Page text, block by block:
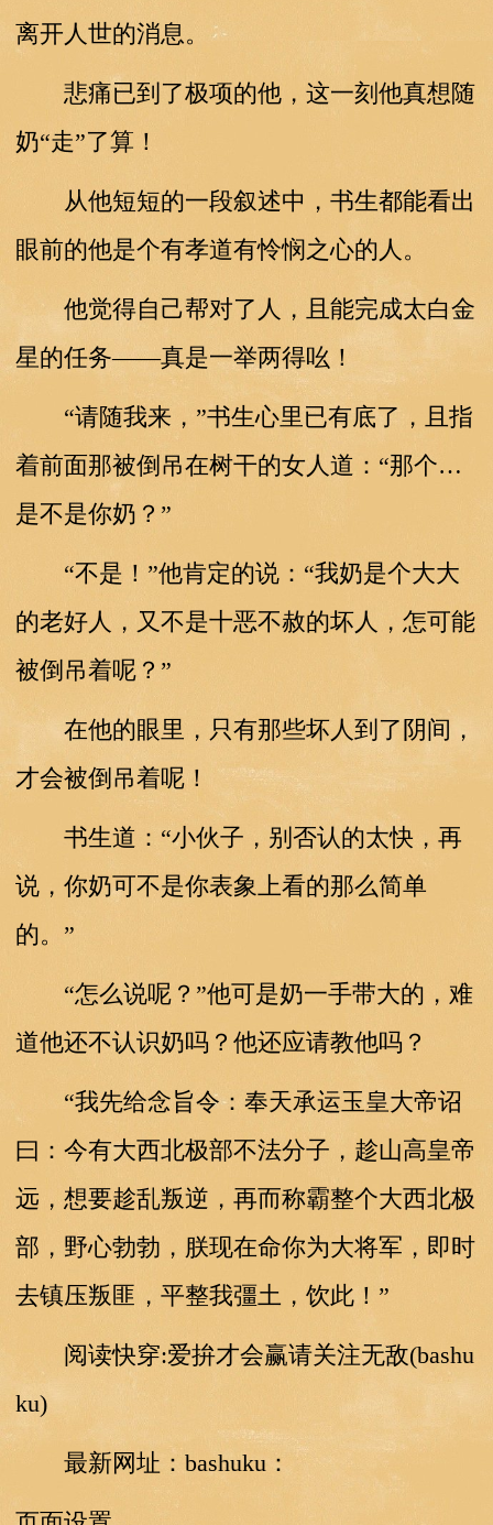
离开人世的消息。
悲痛已到了极项的他，这一刻他真想随
奶“走”了算！
从他短短的一段叙述中，书生都能看出
眼前的他是个有孝道有怜悯之心的人。
他觉得自己帮对了人，且能完成太白金
星的任务——真是一举两得吆！
“请随我来，”书生心里已有底了，且指
着前面那被倒吊在树干的女人道：“那个…
是不是你奶？”
“不是！”他肯定的说：“我奶是个大大
的老好人，又不是十恶不赦的坏人，怎可能
被倒吊着呢？”
在他的眼里，只有那些坏人到了阴间，
才会被倒吊着呢！
书生道：“小伙子，别否认的太快，再
说，你奶可不是你表象上看的那么简单
的。”
“怎么说呢？”他可是奶一手带大的，难
道他还不认识奶吗？他还应请教他吗？
“我先给念旨令：奉天承运玉皇大帝诏
曰：今有大西北极部不法分子，趁山高皇帝
远，想要趁乱叛逆，再而称霸整个大西北极
部，野心勃勃，朕现在命你为大将军，即时
去镇压叛匪，平整我彊土，饮此！”
阅读快穿:爱拚才会赢请关注无敌(bashu
ku)
最新网址：bashuku：